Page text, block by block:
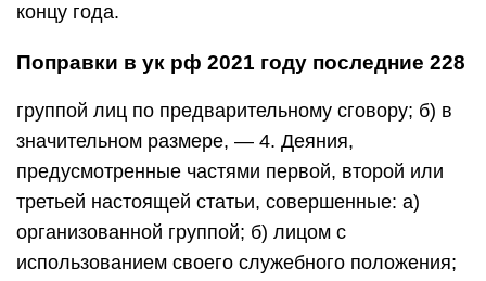
концу года.
Поправки в ук рф 2021 году последние 228
группой лиц по предварительному сговору; б) в
значительном размере, — 4. Деяния,
предусмотренные частями первой, второй или
третьей настоящей статьи, совершенные: а)
организованной группой; б) лицом с
использованием своего служебного положения;